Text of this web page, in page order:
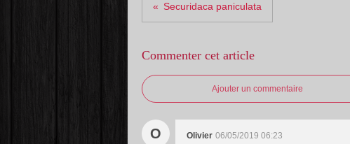
Securidaca paniculata
Commenter cet article
Ajouter un commentaire
O Olivier 06/05/2019 06:23